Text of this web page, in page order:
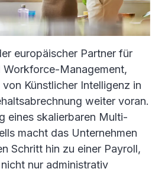
europäischer Partner für
Workforce-Management,
Künstlicher Intelligenz in
weiter voran.
eines skalierbaren Multi-
macht das Unternehmen
Schritt hin zu einer Payroll,
nur administrativ